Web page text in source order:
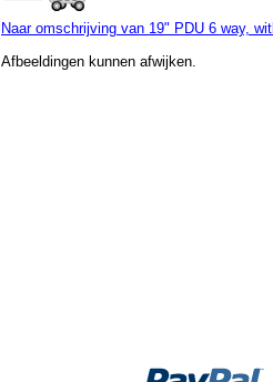
Naar omschrijving van 19" PDU 6 way,
Afbeeldingen kunnen afwijken.